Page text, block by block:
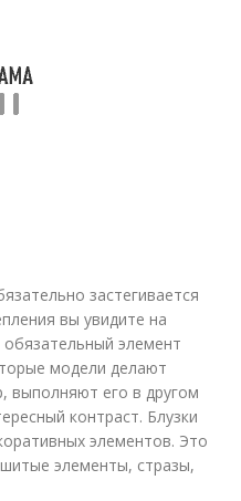
застегивается
вы увидите на
элемент
модели делают
выполняют его в другом
контраст. Блузки
элементов. Это
элементы, стразы,